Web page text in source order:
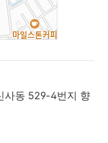
사동 529-4번지 향